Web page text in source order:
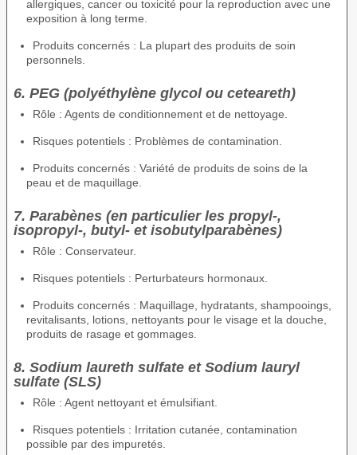
allergiques, cancer ou toxicité pour la reproduction avec une
exposition à long terme.
Produits concernés : La plupart des produits de soin
personnels.
6. PEG (polyéthylène glycol ou ceteareth)
Rôle : Agents de conditionnement et de nettoyage.
Risques potentiels : Problèmes de contamination.
Produits concernés : Variété de produits de soins de la
peau et de maquillage.
7. Parabènes (en particulier les propyl-,
isopropyl-, butyl- et isobutylparabènes)
Rôle : Conservateur.
Risques potentiels : Perturbateurs hormonaux.
Produits concernés : Maquillage, hydratants, shampooings,
revitalisants, lotions, nettoyants pour le visage et la douche,
produits de rasage et gommages.
8. Sodium laureth sulfate et Sodium lauryl
sulfate (SLS)
Rôle : Agent nettoyant et émulsifiant.
Risques potentiels : Irritation cutanée, contamination
possible par des impuretés.